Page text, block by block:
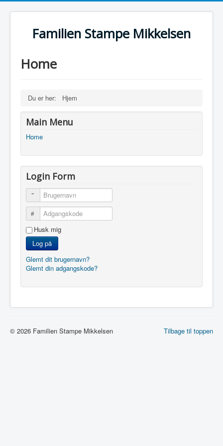
Familien Stampe Mikkelsen
Home
Du er her: Hjem
Main Menu
Home
Login Form
Brugernavn
Adgangskode
Husk mig
Log på
Glemt dit brugernavn?
Glemt din adgangskode?
Tilbage til toppen
© 2026 Familien Stampe Mikkelsen